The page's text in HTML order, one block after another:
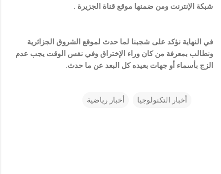
شبكة الإنترنت ومن ضمنها موقع قناة الجزيرة .
في النهاية نؤكد على شجبنا لما حدث لموقع الشروق الجزائرية
ونطالب بمعرفة من كان وراء الإختراق وفي نفس الوقت يجب عدم
الزج بأسماء أو جهات بعيده كل البعد عن ما حدث.
أخبار التكنولوجيا أخبار رياضية